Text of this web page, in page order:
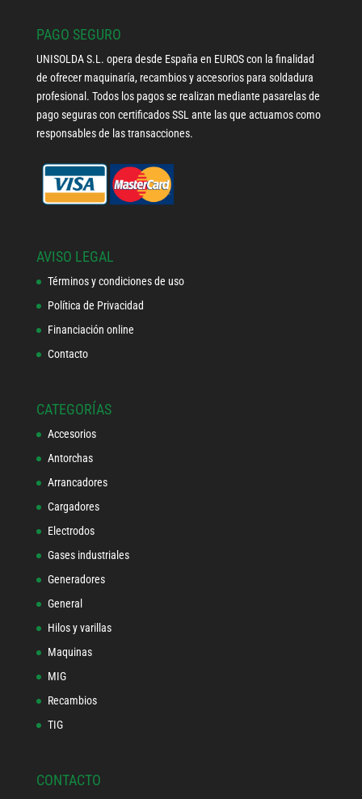
PAGO SEGURO
UNISOLDA S.L. opera desde España en EUROS con la finalidad
de ofrecer maquinaría, recambios y accesorios para soldadura
profesional. Todos los pagos se realizan mediante pasarelas de
pago seguras con certificados SSL ante las que actuamos como
responsables de las transacciones.
AVISO LEGAL
Términos y condiciones de uso
Política de Privacidad
Financiación online
Contacto
CATEGORÍAS
Accesorios
Antorchas
Arrancadores
Cargadores
Electrodos
Gases industriales
Generadores
General
Hilos y varillas
Maquinas
MIG
Recambios
TIG
CONTACTO